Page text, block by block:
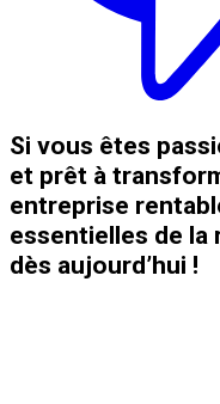
Si vous êtes
et prêt à
entreprise
essentielles de la
dès aujourd’hui !